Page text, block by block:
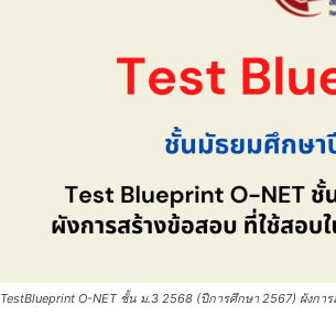
TestBlueprint O-NET ชั้น ม.3 2568 (ปีการศึกษา 2567) ผังก